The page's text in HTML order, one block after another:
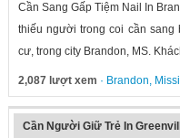
Cần Sang Gấp Tiệm Nail In
thiếu người trong coi cần sang
cư, trong city Brandon, MS.
2,087 lượt xem · Brandon,
Cần Người Giữ Trẻ In